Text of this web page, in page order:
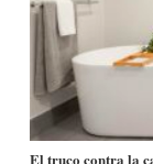
El truco contra la